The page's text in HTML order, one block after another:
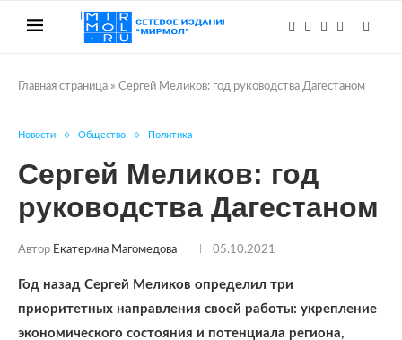
Главная страница » Сергей Меликов: год руководства Дагестаном
Новости Общество Политика
Сергей Меликов: год
руководства Дагестаном
Автор Екатерина Магомедова 05.10.2021
Год назад Сергей Меликов определил три
приоритетных направления своей работы: укрепление
экономического состояния и потенциала региона,